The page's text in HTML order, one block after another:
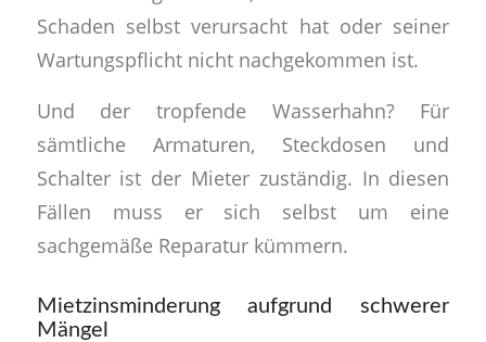
Schaden selbst verursacht hat oder seiner
Wartungspflicht nicht nachgekommen ist.
Und der tropfende Wasserhahn? Für
sämtliche Armaturen, Steckdosen und
Schalter ist der Mieter zuständig. In diesen
Fällen muss er sich selbst um eine
sachgemäße Reparatur kümmern.
Mietzinsminderung aufgrund schwerer
Mängel